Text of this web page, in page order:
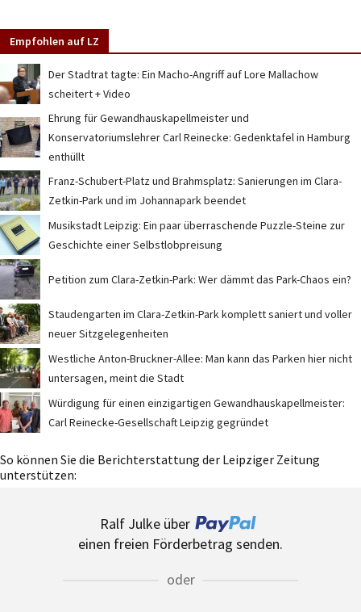
Empfohlen auf LZ
Der Stadtrat tagte: Ein Macho-Angriff auf Lore Mallachow
scheitert + Video
Ehrung für Gewandhauskapellmeister und
Konservatoriumslehrer Carl Reinecke: Gedenktafel in Hamburg
enthüllt
Franz-Schubert-Platz und Brahmsplatz: Sanierungen im Clara-
Zetkin-Park und im Johannapark beendet
Musikstadt Leipzig: Ein paar überraschende Puzzle-Steine zur
Geschichte einer Selbstlobpreisung
Petition zum Clara-Zetkin-Park: Wer dämmt das Park-Chaos ein?
Staudengarten im Clara-Zetkin-Park komplett saniert und voller
neuer Sitzgelegenheiten
Westliche Anton-Bruckner-Allee: Man kann das Parken hier nicht
untersagen, meint die Stadt
Würdigung für einen einzigartigen Gewandhauskapellmeister:
Carl Reinecke-Gesellschaft Leipzig gegründet
So können Sie die Berichterstattung der Leipziger Zeitung
unterstützen:
Ralf Julke über
einen freien Förderbetrag senden.
oder